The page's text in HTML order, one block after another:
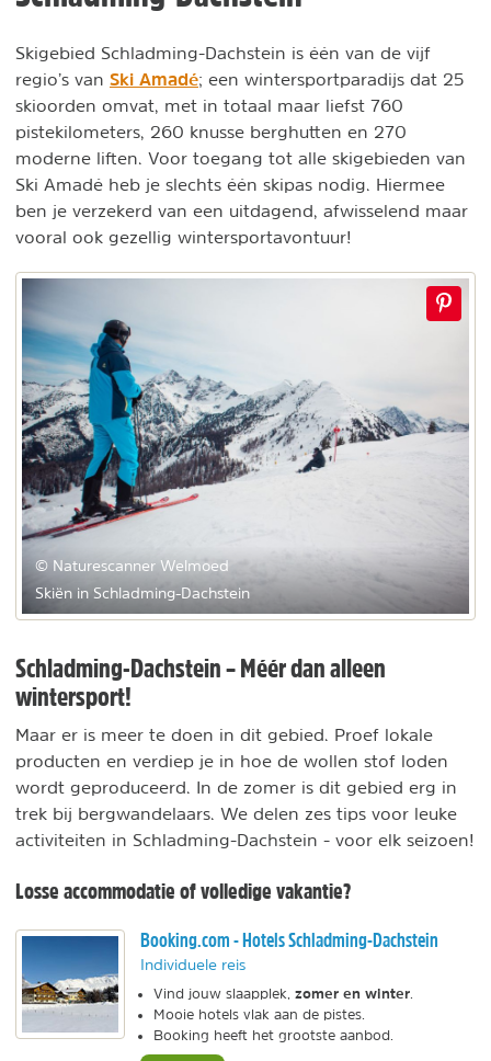
Skigebied Schladming-Dachstein is één van de vijf
regio’s van Ski Amadé; een wintersportparadijs dat 25
skioorden omvat, met in totaal maar liefst 760
pistekilometers, 260 knusse berghutten en 270
moderne liften. Voor toegang tot alle skigebieden van
Ski Amadé heb je slechts één skipas nodig. Hiermee
ben je verzekerd van een uitdagend, afwisselend maar
vooral ook gezellig wintersportavontuur!
© Naturescanner Welmoed
Skiën in Schladming-Dachstein
Schladming-Dachstein – Méér dan alleen
wintersport!
Maar er is meer te doen in dit gebied. Proef lokale
producten en verdiep je in hoe de wollen stof loden
wordt geproduceerd. In de zomer is dit gebied erg in
trek bij bergwandelaars. We delen zes tips voor leuke
activiteiten in Schladming-Dachstein - voor elk seizoen!
Losse accommodatie of volledige vakantie?
Booking.com - Hotels Schladming-Dachstein
Individuele reis
Vind jouw slaapplek, zomer en winter
Mooie hotels vlak aan de pistes.
Booking heeft het grootste aanbod.